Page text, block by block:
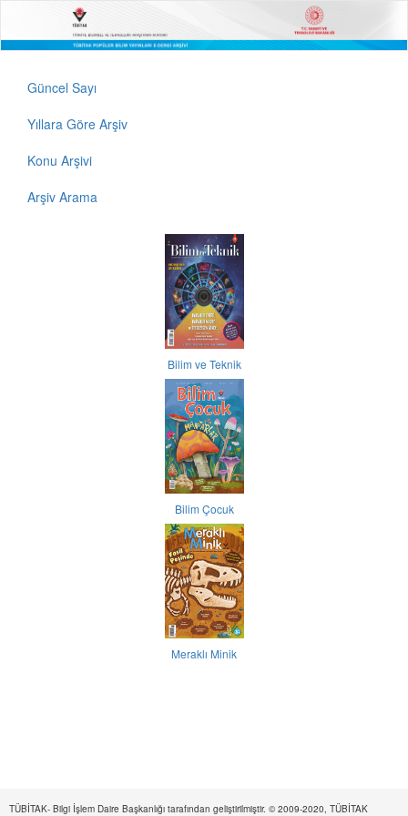
Güncel Sayı
Yıllara Göre Arşiv
Konu Arşivi
Arşiv Arama
Bilim ve Teknik
Bilim Çocuk
Meraklı Minik
TÜBİTAK- Bilgi İşlem Daire Başkanlığı tarafından geliştirilmiştir. © 2009-2020, TÜBİTAK